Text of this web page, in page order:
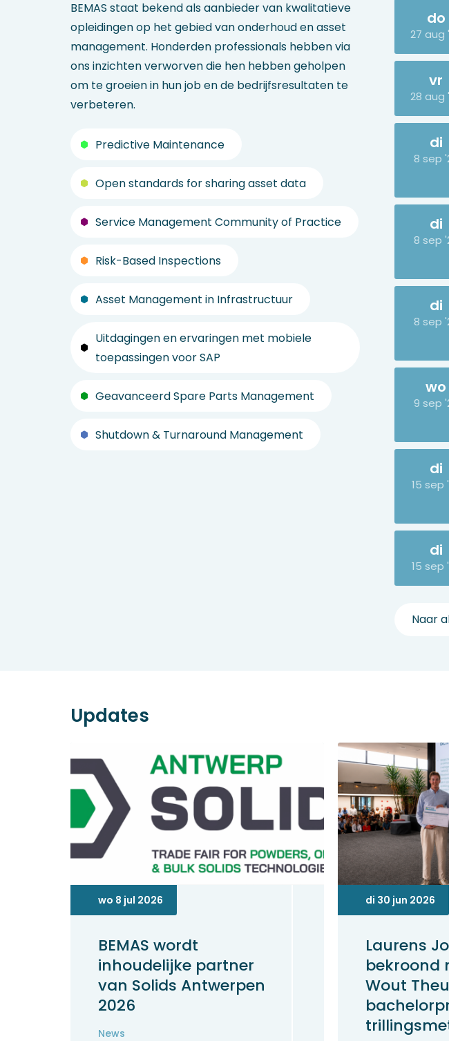
BEMAS staat bekend als aanbieder van kwalitatieve
opleidingen op het gebied van onderhoud en asset
management. Honderden professionals hebben via
ons inzichten verworven die hen hebben geholpen
om te groeien in hun job en de bedrijfsresultaten te
verbeteren.
Predictive Maintenance
Open standards for sharing asset data
Service Management Community of Practice
Risk-Based Inspections
Asset Management in Infrastructuur
Uitdagingen en ervaringen met mobiele
toepassingen voor SAP
Geavanceerd Spare Parts Management
Shutdown & Turnaround Management
do
27 aug
vr
28 aug
di
8 sep
di
8 sep
di
8 sep
wo
9 sep
di
15 sep
di
15 sep
Naar
Updates
BEMAS wordt
inhoudelijke partner
van Solids Antwerpen
2026
wo 8 jul 2026
News
Laurens
bekroond
Wout
di 30 jun 2026